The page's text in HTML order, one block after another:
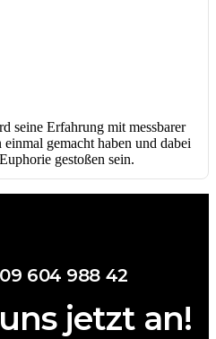
seine Erfahrung mit messbarer
gemacht haben und dabei
gestoßen sein.
604 988 42
jetzt an!